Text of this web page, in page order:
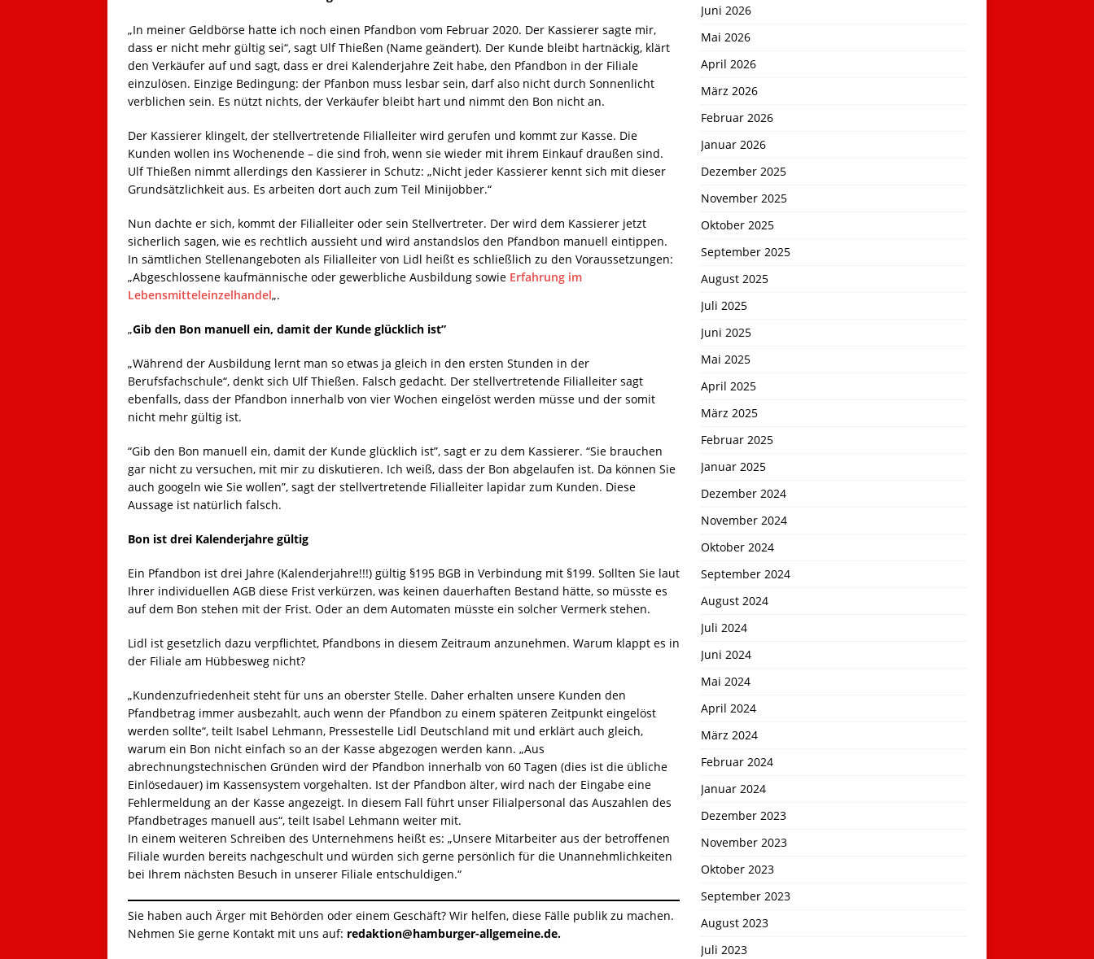
„In meiner Geldbörse hatte ich noch einen Pfandbon vom Februar 2020. Der Kassierer sagte mir,
dass er nicht mehr gültig sei“, sagt Ulf Thießen (Name geändert). Der Kunde bleibt hartnäckig, klärt
den Verkäufer auf und sagt, dass er drei Kalenderjahre Zeit habe, den Pfandbon in der Filiale
einzulösen. Einzige Bedingung: der Pfanbon muss lesbar sein, darf also nicht durch Sonnenlicht
verblichen sein. Es nützt nichts, der Verkäufer bleibt hart und nimmt den Bon nicht an.
Der Kassierer klingelt, der stellvertretende Filialleiter wird gerufen und kommt zur Kasse. Die
Kunden wollen ins Wochenende – die sind froh, wenn sie wieder mit ihrem Einkauf draußen sind.
Ulf Thießen nimmt allerdings den Kassierer in Schutz: „Nicht jeder Kassierer kennt sich mit dieser
Grundsätzlichkeit aus. Es arbeiten dort auch zum Teil Minijobber.“
Nun dachte er sich, kommt der Filialleiter oder sein Stellvertreter. Der wird dem Kassierer jetzt
sicherlich sagen, wie es rechtlich aussieht und wird anstandslos den Pfandbon manuell eintippen.
In sämtlichen Stellenangeboten als Filialleiter von Lidl heißt es schließlich zu den Voraussetzungen:
„Abgeschlossene kaufmännische oder gewerbliche Ausbildung sowie Erfahrung im
Lebensmitteleinzelhandel„.
„Gib den Bon manuell ein, damit der Kunde glücklich ist”
„Während der Ausbildung lernt man so etwas ja gleich in den ersten Stunden in der
Berufsfachschule“, denkt sich Ulf Thießen. Falsch gedacht. Der stellvertretende Filialleiter sagt
ebenfalls, dass der Pfandbon innerhalb von vier Wochen eingelöst werden müsse und der somit
nicht mehr gültig ist.
“Gib den Bon manuell ein, damit der Kunde glücklich ist”, sagt er zu dem Kassierer. “Sie brauchen
gar nicht zu versuchen, mit mir zu diskutieren. Ich weiß, dass der Bon abgelaufen ist. Da können Sie
auch googeln wie Sie wollen”, sagt der stellvertretende Filialleiter lapidar zum Kunden. Diese
Aussage ist natürlich falsch.
Bon ist drei Kalenderjahre gültig
Ein Pfandbon ist drei Jahre (Kalenderjahre!!!) gültig §195 BGB in Verbindung mit §199. Sollten Sie laut
Ihrer individuellen AGB diese Frist verkürzen, was keinen dauerhaften Bestand hätte, so müsste es
auf dem Bon stehen mit der Frist. Oder an dem Automaten müsste ein solcher Vermerk stehen.
Lidl ist gesetzlich dazu verpflichtet, Pfandbons in diesem Zeitraum anzunehmen. Warum klappt es in
der Filiale am Hübbesweg nicht?
„Kundenzufriedenheit steht für uns an oberster Stelle. Daher erhalten unsere Kunden den
Pfandbetrag immer ausbezahlt, auch wenn der Pfandbon zu einem späteren Zeitpunkt eingelöst
werden sollte“, teilt Isabel Lehmann, Pressestelle Lidl Deutschland mit und erklärt auch gleich,
warum ein Bon nicht einfach so an der Kasse abgezogen werden kann. „Aus
abrechnungstechnischen Gründen wird der Pfandbon innerhalb von 60 Tagen (dies ist die übliche
Einlösedauer) im Kassensystem vorgehalten. Ist der Pfandbon älter, wird nach der Eingabe eine
Fehlermeldung an der Kasse angezeigt. In diesem Fall führt unser Filialpersonal das Auszahlen des
Pfandbetrages manuell aus“, teilt Isabel Lehmann weiter mit.
In einem weiteren Schreiben des Unternehmens heißt es: „Unsere Mitarbeiter aus der betroffenen
Filiale wurden bereits nachgeschult und würden sich gerne persönlich für die Unannehmlichkeiten
bei Ihrem nächsten Besuch in unserer Filiale entschuldigen.“
Sie haben auch Ärger mit Behörden oder einem Geschäft? Wir helfen, diese Fälle publik zu machen.
Nehmen Sie gerne Kontakt mit uns auf: redaktion@hamburger-allgemeine.de.
Juni 2026
Mai 2026
April 2026
März 2026
Februar 2026
Januar 2026
Dezember 2025
November 2025
Oktober 2025
September 2025
August 2025
Juli 2025
Juni 2025
Mai 2025
April 2025
März 2025
Februar 2025
Januar 2025
Dezember 2024
November 2024
Oktober 2024
September 2024
August 2024
Juli 2024
Juni 2024
Mai 2024
April 2024
März 2024
Februar 2024
Januar 2024
Dezember 2023
November 2023
Oktober 2023
September 2023
August 2023
Juli 2023